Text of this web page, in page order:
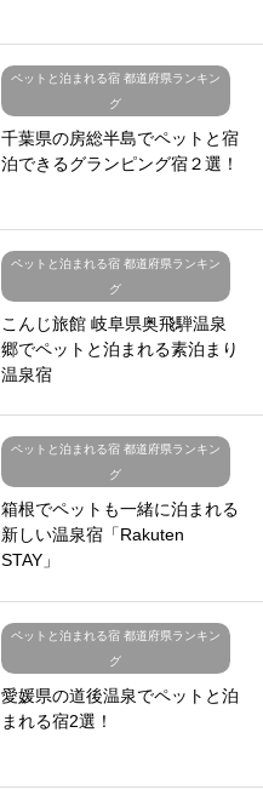
ペットと泊まれる宿 都道府県ランキン
グ
千葉県の房総半島でペットと宿
泊できるグランピング宿２選！
ペットと泊まれる宿 都道府県ランキン
グ
こんじ旅館 岐阜県奥飛騨温泉
郷でペットと泊まれる素泊まり
温泉宿
ペットと泊まれる宿 都道府県ランキン
グ
箱根でペットも一緒に泊まれる
新しい温泉宿「Rakuten
STAY」
ペットと泊まれる宿 都道府県ランキン
グ
愛媛県の道後温泉でペットと泊
まれる宿2選！